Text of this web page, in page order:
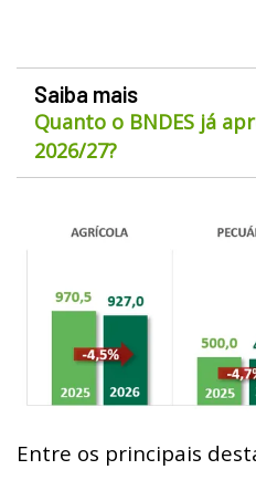
Saiba mais
Quanto o BNDES já
2026/27?
Entre os principais